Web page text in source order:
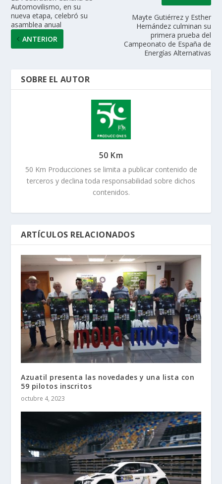
Automovilismo, en su
nueva etapa, celebró su
asamblea anual
ANTERIOR
Mayte Gutiérrez y Esther
Hernández culminan su
primera prueba del
Campeonato de España de
Energías Alternativas
SOBRE EL AUTOR
50 Km
50 Km Producciones se limita a publicar contenido de
terceros y declina toda responsabilidad sobre dichos
contenidos.
ARTÍCULOS RELACIONADOS
Azuatil presenta las novedades y una lista con
59 pilotos inscritos
octubre 4, 2023